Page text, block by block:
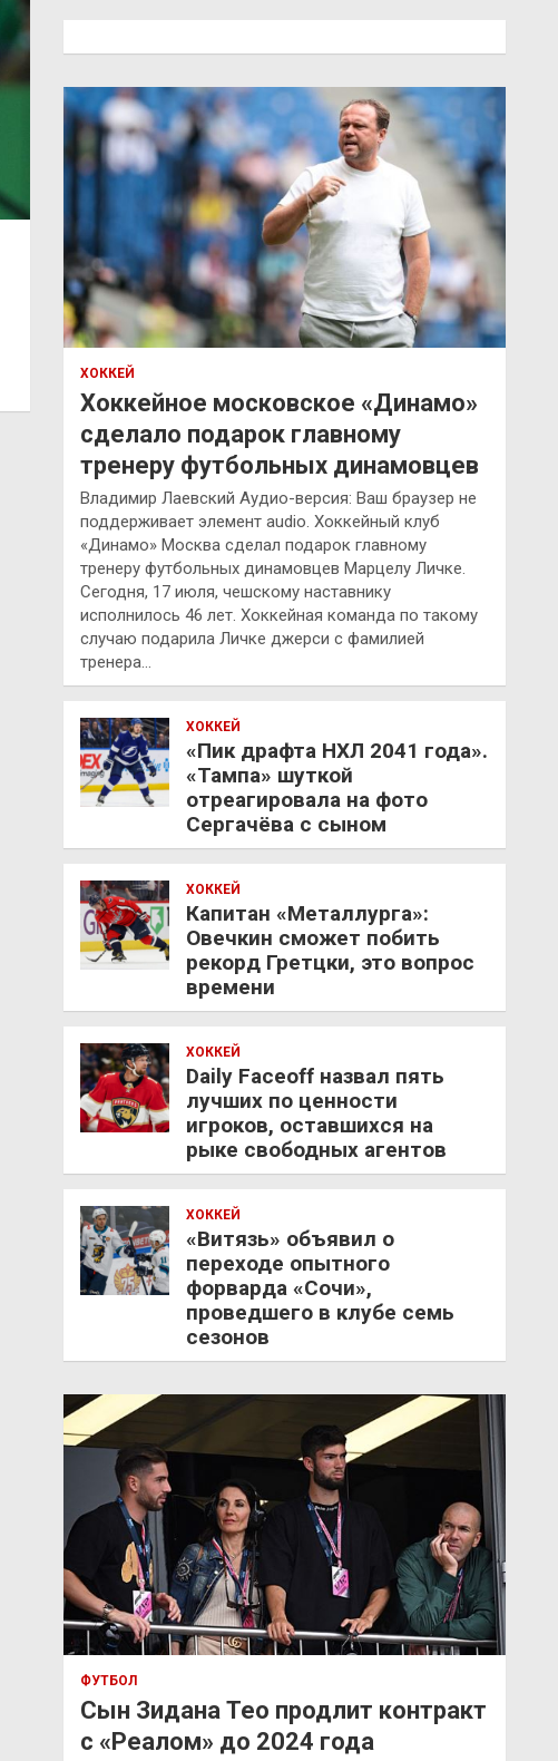
ХОККЕЙ
Хоккейное московское «Динамо»
сделало подарок главному
тренеру футбольных динамовцев
Владимир Лаевский Аудио-версия: Ваш браузер не
поддерживает элемент audio. Хоккейный клуб
«Динамо» Москва сделал подарок главному
тренеру футбольных динамовцев Марцелу Личке.
Сегодня, 17 июля, чешскому наставнику
исполнилось 46 лет. Хоккейная команда по такому
случаю подарила Личке джерси с фамилией
тренера…
ХОККЕЙ
«Пик драфта НХЛ 2041 года».
«Тампа» шуткой
отреагировала на фото
Сергачёва с сыном
ХОККЕЙ
Капитан «Металлурга»:
Овечкин сможет побить
рекорд Гретцки, это вопрос
времени
ХОККЕЙ
Daily Faceoff назвал пять
лучших по ценности
игроков, оставшихся на
рыке свободных агентов
ХОККЕЙ
«Витязь» объявил о
переходе опытного
форварда «Сочи»,
проведшего в клубе семь
сезонов
ФУТБОЛ
Сын Зидана Тео продлит контракт
с «Реалом» до 2024 года